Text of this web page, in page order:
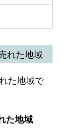
れた地域
た地域で
た地域